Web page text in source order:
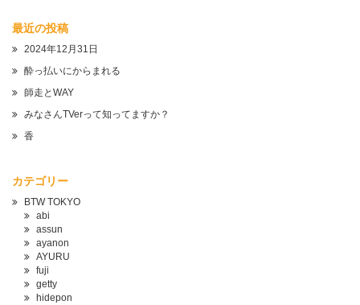
最近の投稿
2024年12月31日
酔っ払いにからまれる
師走とWAY
みなさんTVerって知ってますか？
香
カテゴリー
BTW TOKYO
abi
assun
ayanon
AYURU
fuji
getty
hidepon